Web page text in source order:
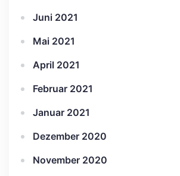
Juni 2021
Mai 2021
April 2021
Februar 2021
Januar 2021
Dezember 2020
November 2020